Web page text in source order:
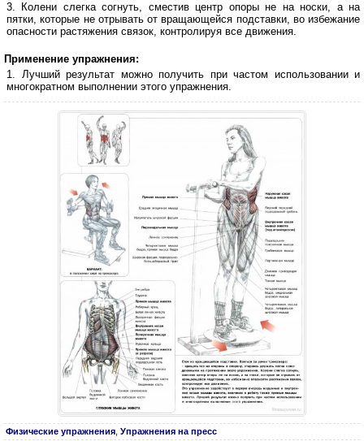
Колени слегка согнуть, сместив центр опоры не на носки, а на
пятки, которые не отрывать от вращающейся подставки, во избежание
опасности растяжения связок, контролируя все движения.
Применение упражнения:
Лучший результат можно получить при частом использовании и
многократном выполнении этого упражнения.
Физические упражнения Упражнения на пресс